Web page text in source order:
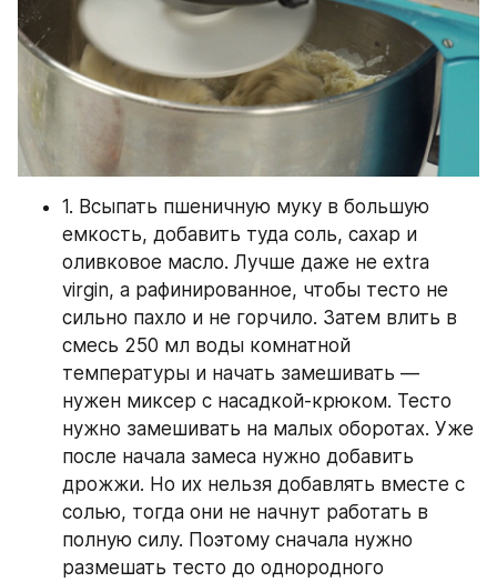
1. Всыпать пшеничную муку в большую
емкость, добавить туда соль, сахар и
оливковое масло. Лучше даже не extra
virgin, а рафинированное, чтобы тесто не
сильно пахло и не горчило. Затем влить в
смесь 250 мл воды комнатной
температуры и начать замешивать —
нужен миксер с насадкой-крюком. Тесто
нужно замешивать на малых оборотах. Уже
после начала замеса нужно добавить
дрожжи. Но их нельзя добавлять вместе с
солью, тогда они не начнут работать в
полную силу. Поэтому сначала нужно
размешать тесто до однородного